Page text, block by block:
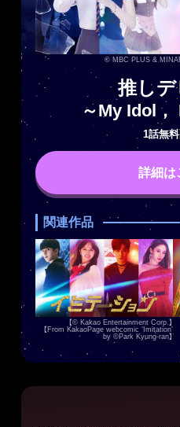
© MBC PLUS &
推し
～My Idol，
1話無
詳細は
関連作品
【© Kakao Entertainment Corp.】
【From KakaoPage webcomic ‘Imitation’
by ©Park Kyung-ran】